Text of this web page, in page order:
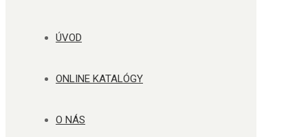
ÚVOD
ONLINE KATALÓGY
O NÁS